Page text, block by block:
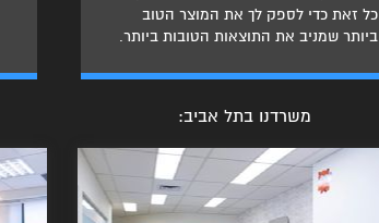
כל זאת כדי לספק לך את המוצר הטוב
ביותר שמניב את התוצאות הטובות ביותר.
משרדנו בתל אביב: